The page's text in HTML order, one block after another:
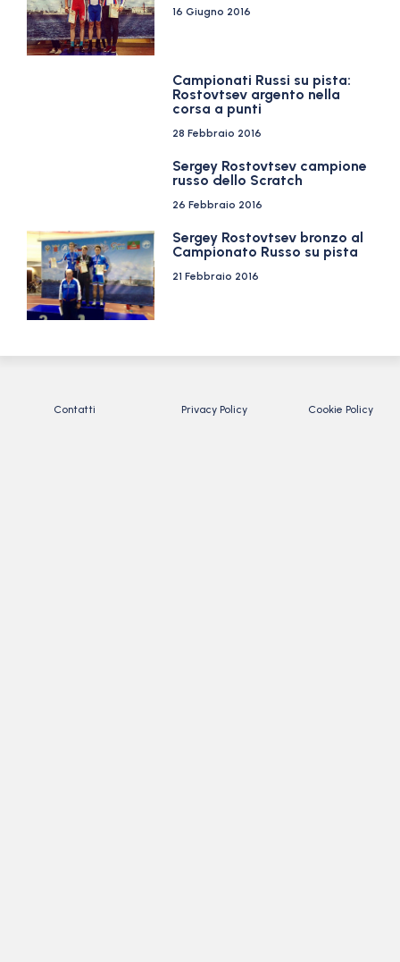
16 Giugno 2016
Campionati Russi su pista:
Rostovtsev argento nella
corsa a punti
28 Febbraio 2016
Sergey Rostovtsev campione
russo dello Scratch
26 Febbraio 2016
Sergey Rostovtsev bronzo al
Campionato Russo su pista
21 Febbraio 2016
Contatti Privacy Policy Cookie Policy